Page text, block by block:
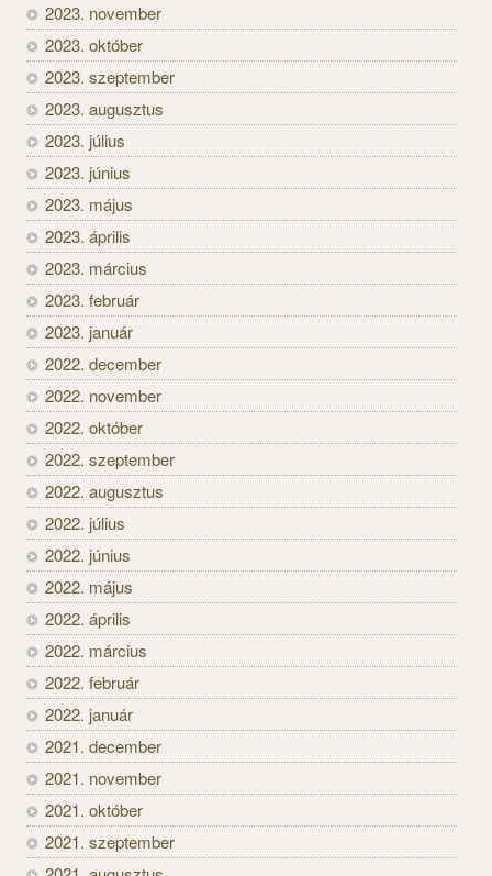
2023. november
2023. október
2023. szeptember
2023. augusztus
2023. július
2023. június
2023. május
2023. április
2023. március
2023. február
2023. január
2022. december
2022. november
2022. október
2022. szeptember
2022. augusztus
2022. július
2022. június
2022. május
2022. április
2022. március
2022. február
2022. január
2021. december
2021. november
2021. október
2021. szeptember